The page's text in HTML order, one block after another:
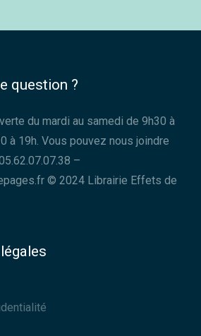
question ?
du mardi au samedi de 9h30 à
à 19h. Vous pouvez nous joindre
–
© 2024 Librairie Effets de